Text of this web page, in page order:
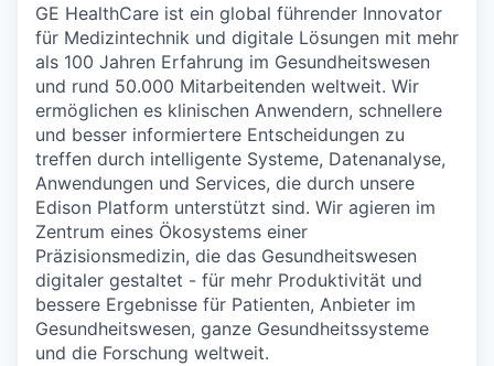
GE HealthCare ist ein global führender Innovator
für Medizintechnik und digitale Lösungen mit mehr
als 100 Jahren Erfahrung im Gesundheitswesen
und rund 50.000 Mitarbeitenden weltweit. Wir
ermöglichen es klinischen Anwendern, schnellere
und besser informiertere Entscheidungen zu
treffen durch intelligente Systeme, Datenanalyse,
Anwendungen und Services, die durch unsere
Edison Platform unterstützt sind. Wir agieren im
Zentrum eines Ökosystems einer
Präzisionsmedizin, die das Gesundheitswesen
digitaler gestaltet - für mehr Produktivität und
bessere Ergebnisse für Patienten, Anbieter im
Gesundheitswesen, ganze Gesundheitssysteme
und die Forschung weltweit.